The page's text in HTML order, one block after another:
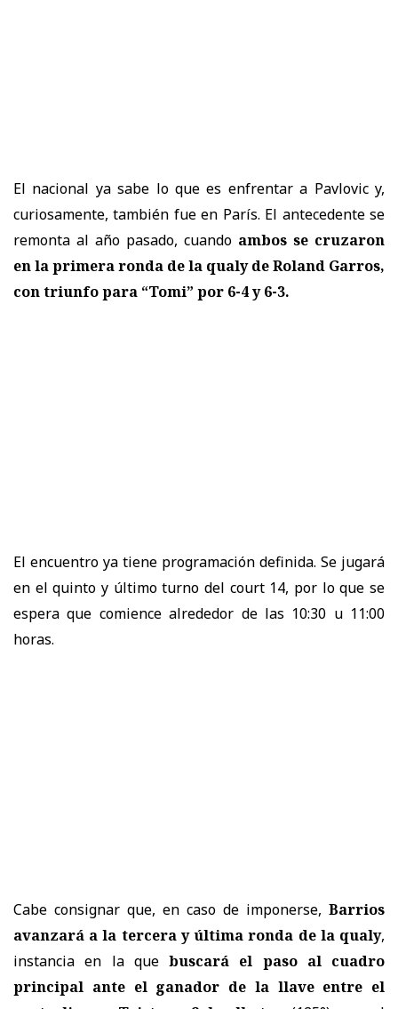
El nacional ya sabe lo que es enfrentar a Pavlovic y,
curiosamente, también fue en París. El antecedente se
remonta al año pasado, cuando ambos se cruzaron
en la primera ronda de la qualy de Roland Garros,
con triunfo para “Tomi” por 6-4 y 6-3.
El encuentro ya tiene programación definida. Se jugará
en el quinto y último turno del court 14, por lo que se
espera que comience alrededor de las 10:30 u 11:00
horas.
Cabe consignar que, en caso de imponerse, Barrios
avanzará a la tercera y última ronda de la qualy,
instancia en la que buscará el paso al cuadro
principal ante el ganador de la llave entre el